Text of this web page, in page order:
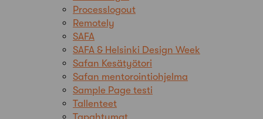
Processlogout
Remotely
SAFA
SAFA & Helsinki Design Week
Safan Kesätyötori
Safan mentorointiohjelma
Sample Page testi
Tallenteet
Tapahtumat